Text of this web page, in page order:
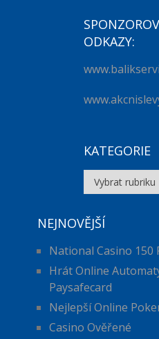
ODKAZY:
KATEGORIE
Kategorie
NEJNOVĚJŠÍ
National Casino 150
Hrát Online
Paysafecard
Nejlepší Online
Casino Ověřené